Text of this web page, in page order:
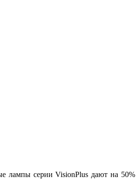
лампы серии VisionPlus дают на 50%